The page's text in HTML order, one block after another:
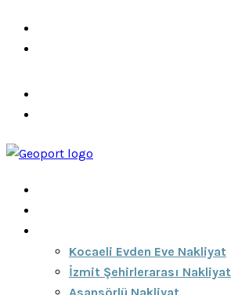
Kocaeli Evden Eve Nakliyat
İzmit Şehirlerarası Nakliyat